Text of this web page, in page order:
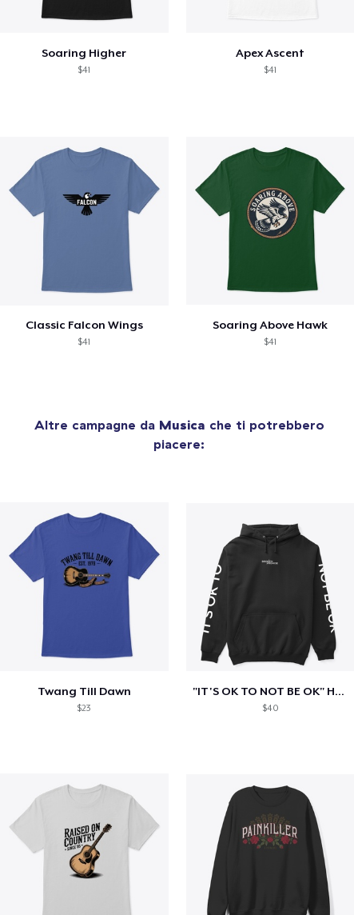
Soaring Higher
$41
Apex Ascent
$41
Classic Falcon Wings
$41
Soaring Above Hawk
$41
Altre campagne da Musica che ti potrebbero
piacere:
Twang Till Dawn
$23
"IT'S OK TO NOT BE OK" Hoodie (BP LOGO)
$40